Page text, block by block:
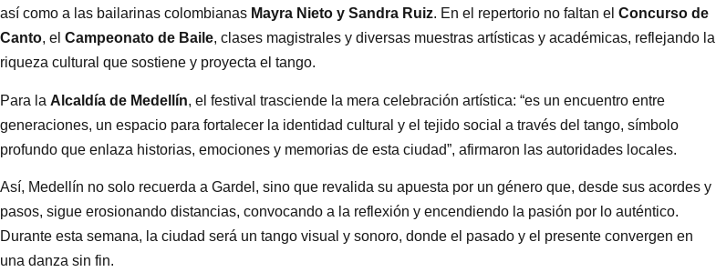
así como a las bailarinas colombianas Mayra Nieto y Sandra Ruiz. En el repertorio no faltan el Concurso de
Canto, el Campeonato de Baile, clases magistrales y diversas muestras artísticas y académicas, reflejando la
riqueza cultural que sostiene y proyecta el tango.
Para la Alcaldía de Medellín, el festival trasciende la mera celebración artística: “es un encuentro entre
generaciones, un espacio para fortalecer la identidad cultural y el tejido social a través del tango, símbolo
profundo que enlaza historias, emociones y memorias de esta ciudad”, afirmaron las autoridades locales.
Así, Medellín no solo recuerda a Gardel, sino que revalida su apuesta por un género que, desde sus acordes y
pasos, sigue erosionando distancias, convocando a la reflexión y encendiendo la pasión por lo auténtico.
Durante esta semana, la ciudad será un tango visual y sonoro, donde el pasado y el presente convergen en
una danza sin fin.